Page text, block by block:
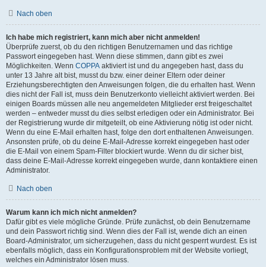
Nach oben
Ich habe mich registriert, kann mich aber nicht anmelden!
Überprüfe zuerst, ob du den richtigen Benutzernamen und das richtige
Passwort eingegeben hast. Wenn diese stimmen, dann gibt es zwei
Möglichkeiten. Wenn COPPA aktiviert ist und du angegeben hast, dass du
unter 13 Jahre alt bist, musst du bzw. einer deiner Eltern oder deiner
Erziehungsberechtigten den Anweisungen folgen, die du erhalten hast. Wenn
dies nicht der Fall ist, muss dein Benutzerkonto vielleicht aktiviert werden. Bei
einigen Boards müssen alle neu angemeldeten Mitglieder erst freigeschaltet
werden – entweder musst du dies selbst erledigen oder ein Administrator. Bei
der Registrierung wurde dir mitgeteilt, ob eine Aktivierung nötig ist oder nicht.
Wenn du eine E-Mail erhalten hast, folge den dort enthaltenen Anweisungen.
Ansonsten prüfe, ob du deine E-Mail-Adresse korrekt eingegeben hast oder
die E-Mail von einem Spam-Filter blockiert wurde. Wenn du dir sicher bist,
dass deine E-Mail-Adresse korrekt eingegeben wurde, dann kontaktiere einen
Administrator.
Nach oben
Warum kann ich mich nicht anmelden?
Dafür gibt es viele mögliche Gründe. Prüfe zunächst, ob dein Benutzername
und dein Passwort richtig sind. Wenn dies der Fall ist, wende dich an einen
Board-Administrator, um sicherzugehen, dass du nicht gesperrt wurdest. Es ist
ebenfalls möglich, dass ein Konfigurationsproblem mit der Website vorliegt,
welches ein Administrator lösen muss.